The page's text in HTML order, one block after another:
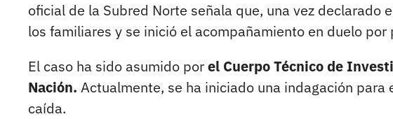
oficial de la Subred Norte señala que, una vez declarado
los familiares y se inició el acompañamiento en duelo
El caso ha sido asumido porel Cuerpo Técnico de
Nación. Actualmente, se ha iniciado una indagación
caída.